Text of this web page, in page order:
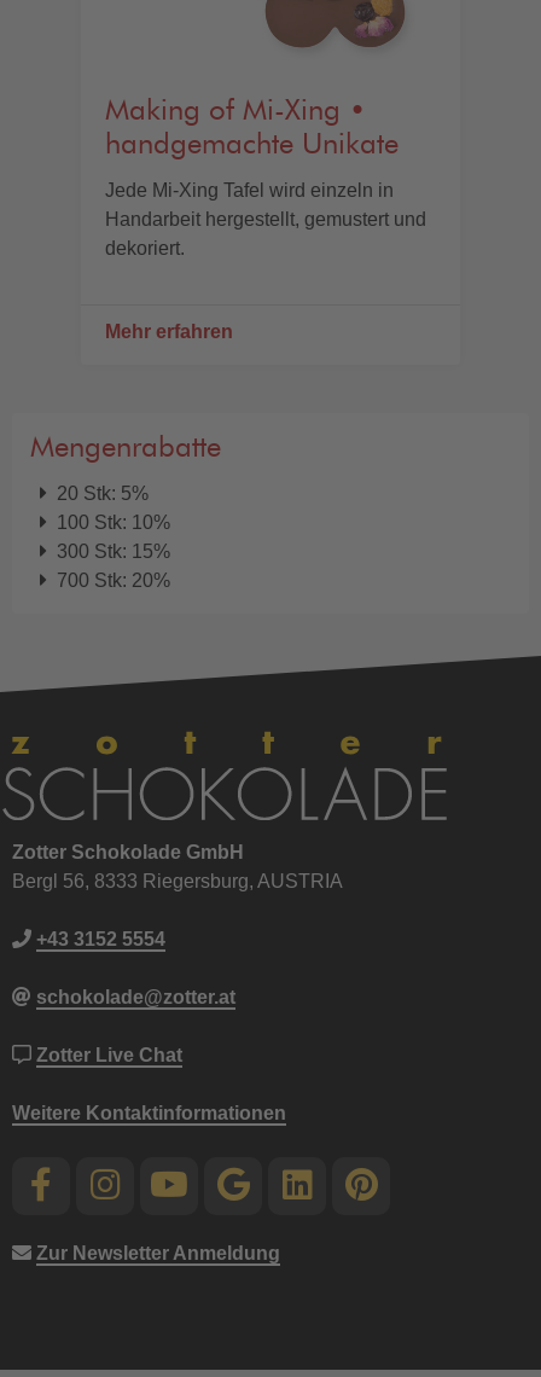
Making of Mi-Xing •
handgemachte Unikate
Jede Mi-Xing Tafel wird einzeln in
Handarbeit hergestellt, gemustert und
dekoriert.
Mehr erfahren
Mengenrabatte
20 Stk: 5%
100 Stk: 10%
300 Stk: 15%
700 Stk: 20%
Zotter Schokolade GmbH
Bergl 56, 8333 Riegersburg, AUSTRIA
+43 3152 5554
schokolade@zotter.at
Zotter Live Chat
Weitere Kontaktinformationen
Zur Newsletter Anmeldung